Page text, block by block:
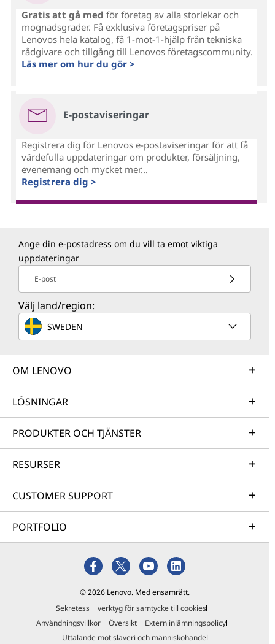
Gratis att gå med för företag av alla storlekar och
mognadsgrader. Få exklusiva företagspriser på
Lenovos hela katalog, få 1-mot-1-hjälp från tekniska
rådgivare och tillgång till Lenovos företagscommunity.
Läs mer om hur du gör >
E-postaviseringar
Registrera dig för Lenovos e-postaviseringar för att få
värdefulla uppdateringar om produkter, försäljning,
evenemang och mycket mer...
Registrera dig >
Ange din e-postadress om du vill ta emot viktiga
uppdateringar
E-post
Välj land/region:
SWEDEN
OM LENOVO
LÖSNINGAR
PRODUKTER OCH TJÄNSTER
RESURSER
CUSTOMER SUPPORT
PORTFOLIO
© 2026 Lenovo. Med ensamrätt.
Sekretess
verktyg för samtycke till cookies
Användningsvillkor
Översikt
Extern inlämningspolicy
Uttalande mot slaveri och människohandel